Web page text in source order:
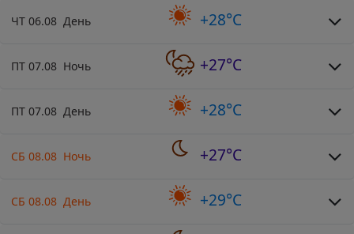
ЧТ 06.08 День +28°C
ПТ 07.08 Ночь +27°C
ПТ 07.08 День +28°C
СБ 08.08 Ночь +27°C
СБ 08.08 День +29°C